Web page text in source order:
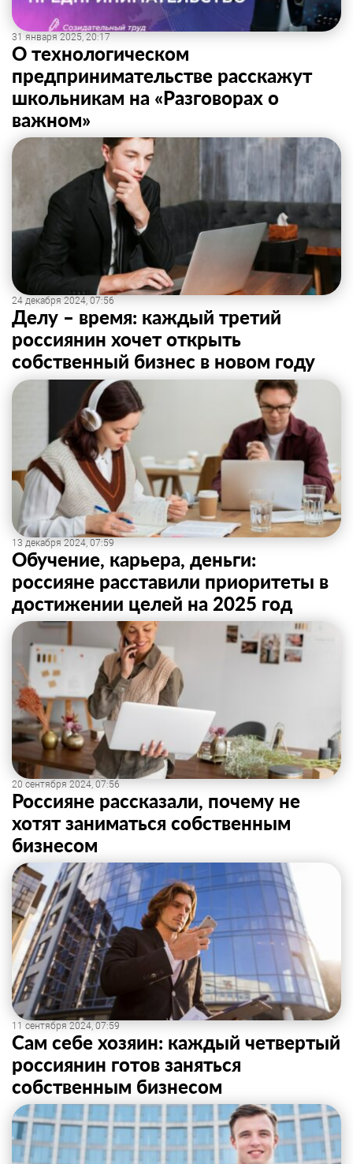
31 января 2025, 20:17
О технологическом
предпринимательстве расскажут
школьникам на «Разговорах о
важном»
24 декабря 2024, 07:56
Делу – время: каждый третий
россиянин хочет открыть
собственный бизнес в новом году
13 декабря 2024, 07:59
Обучение, карьера, деньги:
россияне расставили приоритеты в
достижении целей на 2025 год
20 сентября 2024, 07:56
Россияне рассказали, почему не
хотят заниматься собственным
бизнесом
11 сентября 2024, 07:59
Сам себе хозяин: каждый четвертый
россиянин готов заняться
собственным бизнесом